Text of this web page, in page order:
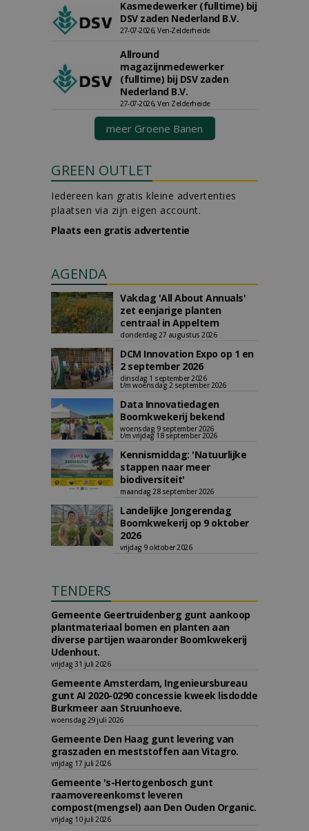
Kasmedewerker (fulltime) bij
DSV zaden Nederland B.V.
27-07-2026, Ven-Zelderheide
Allround
magazijnmedewerker
(fulltime) bij DSV zaden
Nederland B.V.
27-07-2026, Ven Zelderheide
meer Groene Banen
GREEN OUTLET
Iedereen kan gratis kleine advertenties
plaatsen via zijn eigen account.
Plaats een gratis advertentie
AGENDA
Vakdag 'All About Annuals'
zet eenjarige planten
centraal in Appeltern
donderdag 27 augustus 2026
DCM Innovation Expo op 1 en
2 september 2026
dinsdag 1 september 2026
t/m woensdag 2 september 2026
Data Innovatiedagen
Boomkwekerij bekend
woensdag 9 september 2026
t/m vrijdag 18 september 2026
Kennismiddag: 'Natuurlijke
stappen naar meer
biodiversiteit'
maandag 28 september 2026
Landelijke Jongerendag
Boomkwekerij op 9 oktober
2026
vrijdag 9 oktober 2026
TENDERS
Gemeente Geertruidenberg gunt aankoop
plantmateriaal bomen en planten aan
diverse partijen waaronder Boomkwekerij
Udenhout.
vrijdag 31 juli 2026
Gemeente Amsterdam, Ingenieursbureau
gunt AI 2020-0290 concessie kweek lisdodde
Burkmeer aan Struunhoeve.
woensdag 29 juli 2026
Gemeente Den Haag gunt levering van
graszaden en meststoffen aan Vitagro.
vrijdag 17 juli 2026
Gemeente 's-Hertogenbosch gunt
raamovereenkomst leveren
compost(mengsel) aan Den Ouden Organic.
vrijdag 10 juli 2026